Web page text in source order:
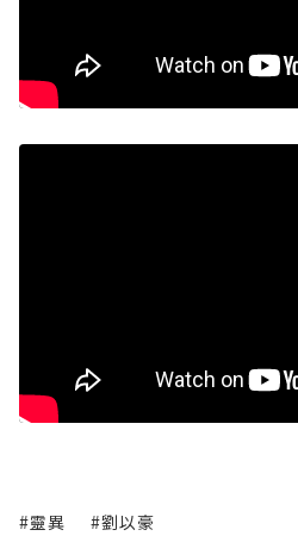
#靈異 #劉以豪